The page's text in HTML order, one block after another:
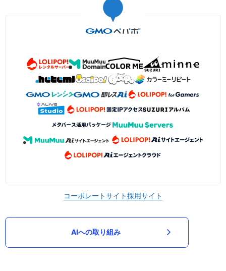
コーポレートサイト採用サイト
AIへの取り組み